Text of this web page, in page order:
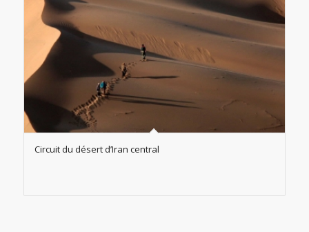
Circuit du désert d’Iran central